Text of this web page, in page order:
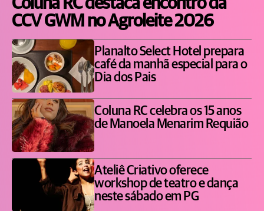
Coluna RC destaca encontro da
CCV GWM no Agroleite 2026
Planalto Select Hotel prepara
café da manhã especial para o
Dia dos Pais
Coluna RC celebra os 15 anos
de Manoela Menarim Requião
Ateliê Criativo oferece
workshop de teatro e dança
neste sábado em PG